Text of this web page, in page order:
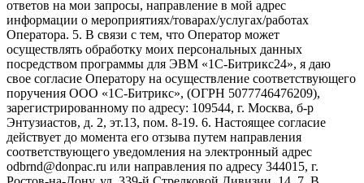
ответов на мои запросы, направление в мой адрес
информации о мероприятиях/товарах/услугах/работах
Оператора. 5. В связи с тем, что Оператор может
осуществлять обработку моих персональных данных
посредством программы для ЭВМ «1С-Битрикс24», я даю
свое согласие Оператору на осуществление соответствующего
поручения ООО «1С-Битрикс», (ОГРН 5077746476209),
зарегистрированному по адресу: 109544, г. Москва, б-р
Энтузиастов, д. 2, эт.13, пом. 8-19. 6. Настоящее согласие
действует до момента его отзыва путем направления
соответствующего уведомления на электронный адрес
odbrnd@donpac.ru или направления по адресу 344015, г.